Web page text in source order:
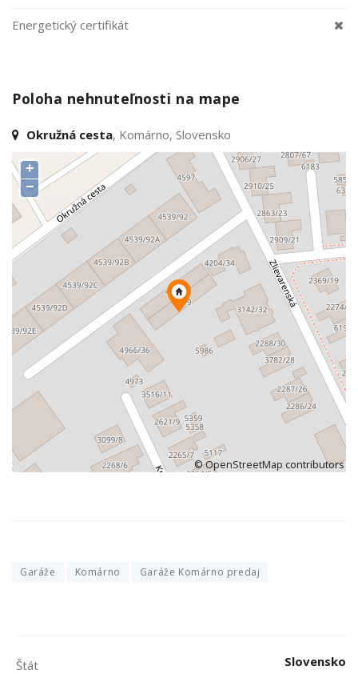
Energetický certifikát
Poloha nehnuteľnosti na mape
Okružná cesta, Komárno, Slovensko
+
−
©OpenStreetMap contributors
Garáže Komárno Garáže Komárno predaj
Štát
Slovensko